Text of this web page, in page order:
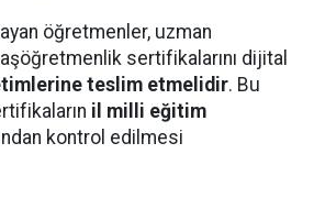
öğretmenler, uzman
sertifikalarını dijital
teslim etmelidir. Bu
il milli eğitim
kontrol edilmesi